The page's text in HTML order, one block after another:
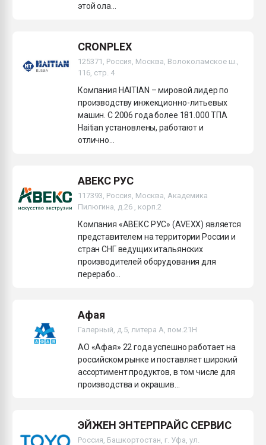
этой ола...
CRONPLEX
125371, Россия, Москва, Волоколамское ш.,
116, стр. 4
Компания HAITIAN – мировой лидер по
производству инжекционно-литьевых
машин. С 2006 года более 181.000 ТПА
Haitian установлены, работают и
отлично...
АВЕКС РУС
117393, Россия, Москва, Академика
Пилюгина, д.26 , корп.2
Компания «АВЕКС РУС» (AVEXX) является
представителем на территории России и
стран СНГ ведущих итальянских
производителей оборудования для
перерабо...
Афая
Галерный, д.5, литера А, пом.21H
АО «Афая» 22 года успешно работает на
российском рынке и поставляет широкий
ассортимент продуктов, в том числе для
производства и окрашив...
ЭЙЖЕН ЭНТЕРПРАЙС СЕРВИС
Россия, Башкортостан, г. Уфа, ул.